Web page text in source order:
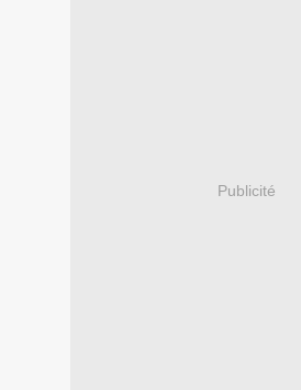
Publicité